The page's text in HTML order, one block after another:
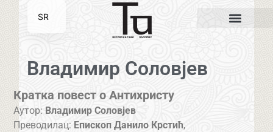
Владимир Соловјев
Кратка повест о Антихристу
Аутор: Владимир Соловјев
Преводилац: Епископ Данило Крстић,
SR
EN